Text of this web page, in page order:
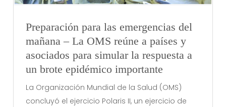
Preparación para las emergencias del
mañana – La OMS reúne a países y
asociados para simular la respuesta a
un brote epidémico importante
La Organización Mundial de la Salud (OMS)
concluyó el ejercicio Polaris II, un ejercicio de